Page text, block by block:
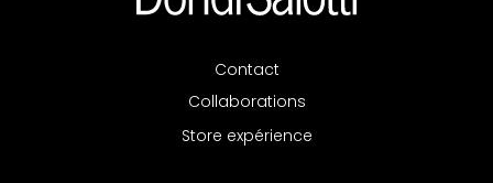
Contact
Collaborations
Store expérience